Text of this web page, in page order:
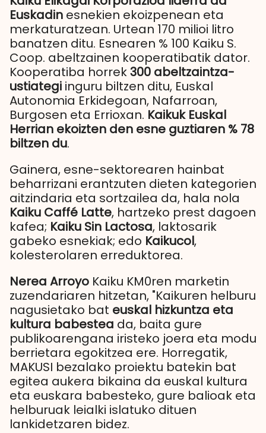
Euskadin esnekien ekoizpenean eta
merkaturatzean. Urtean 170 milioi litro
banatzen ditu. Esnearen % 100 Kaiku S.
Coop. abeltzainen kooperatibatik dator.
Kooperatiba horrek300 abeltzaintza-
ustiategi inguru biltzen ditu, Euskal
Autonomia Erkidegoan, Nafarroan,
Burgosen eta Errioxan. Kaikuk Euskal
Herrian ekoizten den esne guztiaren % 78
biltzen du.
Gainera, esne-sektorearen hainbat
beharrizani erantzuten dieten kategorien
aitzindaria eta sortzailea da, hala nola
Kaiku Caffé Latte, hartzeko prest dagoen
kafea; Kaiku Sin Lactosa, laktosarik
gabeko esnekiak; edo Kaikucol,
kolesterolaren erreduktorea.
Nerea Arroyo Kaiku KM0ren marketin
zuzendariaren hitzetan, "Kaikuren helburu
nagusietako bat euskal hizkuntza eta
kultura babestea da, baita gure
publikoarengana iristeko joera eta modu
berrietara egokitzea ere. Horregatik,
MAKUSI bezalako proiektu batekin bat
egitea aukera bikaina da euskal kultura
eta euskara babesteko, gure balioak eta
helburuak leialki islatuko dituen
lankidetzaren bidez.